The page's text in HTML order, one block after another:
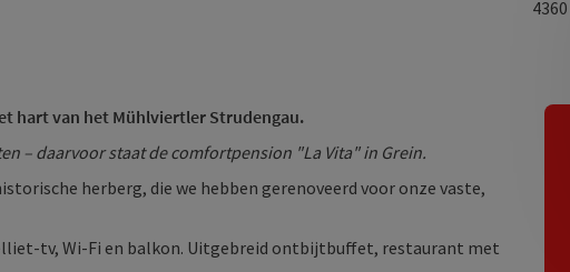
4360
hart van het Mühlviertler Strudengau.
– daarvoor staat de comfortpension "La Vita" in Grein.
herberg, die we hebben gerenoveerd voor onze vaste,
tv, Wi-Fi en balkon. Uitgebreid ontbijtbuffet, restaurant met